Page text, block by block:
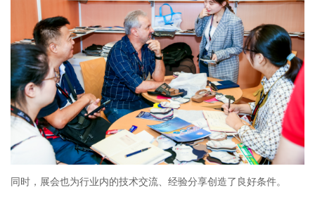
同时，展会也为行业内的技术交流、经验分享创造了良好条件。